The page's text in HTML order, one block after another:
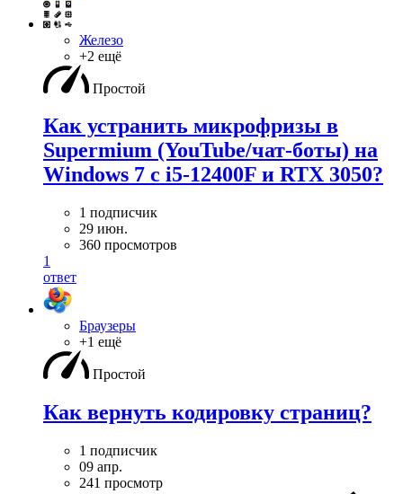
Железо
+2 ещё
Простой
Как устранить микрофризы в
Supermium (YouTube/чат-боты) на
Windows 7 с i5-12400F и RTX 3050?
1 подписчик
29 июн.
360 просмотров
1
ответ
Браузеры
+1 ещё
Простой
Как вернуть кодировку страниц?
1 подписчик
09 апр.
241 просмотр